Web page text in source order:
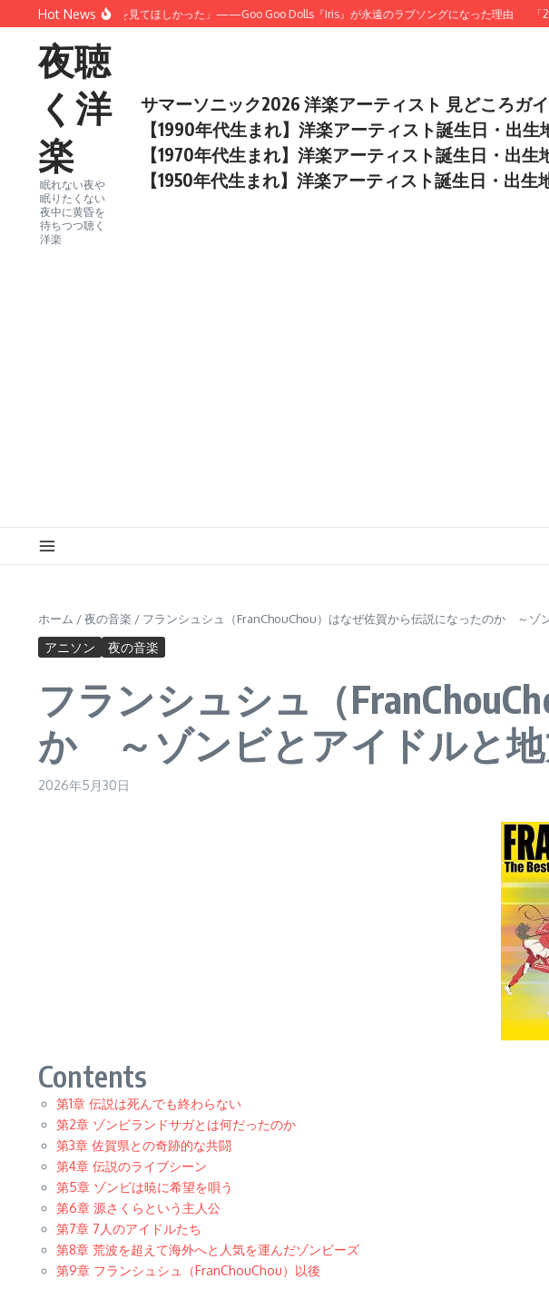
コンテンツへスキップ
Hot News
けは、本当の僕を見てほしかった」——Goo Goo Dolls『Iris』が永遠のラブソングになった理由 「25年
夜聴
く洋
楽
眠れない夜や
眠りたくない
夜中に黄昏を
待ちつつ聴く
洋楽
サマーソニック2026 洋楽アーティスト 見どころガ
【1990年代生まれ】洋楽アーティスト誕生日・出生
【1970年代生まれ】洋楽アーティスト誕生日・出生
【1950年代生まれ】洋楽アーティスト誕生日・出生
ホーム /夜の音楽 / フランシュシュ（FranChouChou）はなぜ佐賀から伝説になったのか ～ゾ
アニソン 夜の音楽
フランシュシュ（
か ～ゾンビとアイドルと地
2026年5月30日
Contents
第1章 伝説は死んでも終わらない
第2章 ゾンビランドサガとは何だったのか
第3章 佐賀県との奇跡的な共闘
第4章 伝説のライブシーン
第5章 ゾンビは暁に希望を唄う
第6章 源さくらという主人公
第7章 7人のアイドルたち
第8章 荒波を超えて海外へと人気を運んだゾンビーズ
第9章 フランシュシュ（FranChouChou）以後